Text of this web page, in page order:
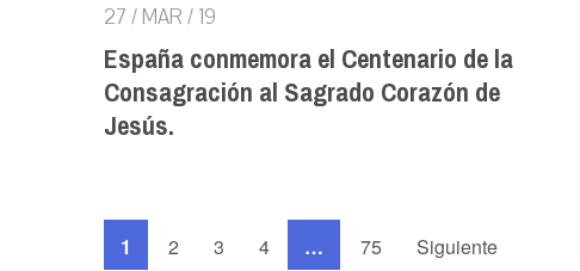
27 / MAR / 19
España conmemora el Centenario de la
Consagración al Sagrado Corazón de
Jesús.
1 2 3 4 … 75 Siguiente